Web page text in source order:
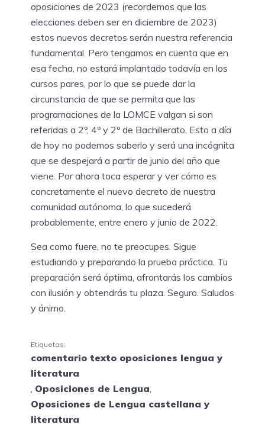
oposiciones de 2023 (recordemos que las
elecciones deben ser en diciembre de 2023)
estos nuevos decretos serán nuestra referencia
fundamental. Pero tengamos en cuenta que en
esa fecha, no estará implantado todavía en los
cursos pares, por lo que se puede dar la
circunstancia de que se permita que las
programaciones de la LOMCE valgan si son
referidas a 2º, 4º y 2º de Bachillerato. Esto a día
de hoy no podemos saberlo y será una incógnita
que se despejará a partir de junio del año que
viene. Por ahora toca esperar y ver cómo es
concretamente el nuevo decreto de nuestra
comunidad autónoma, lo que sucederá
probablemente, entre enero y junio de 2022.
Sea como fuere, no te preocupes. Sigue
estudiando y preparando la prueba práctica. Tu
preparación será óptima, afrontarás los cambios
con ilusión y obtendrás tu plaza. Seguro. Saludos
y ánimo.
Etiquetas:
comentario texto oposiciones lengua y
literatura
Oposiciones de Lengua
Oposiciones de Lengua castellana y
literatura